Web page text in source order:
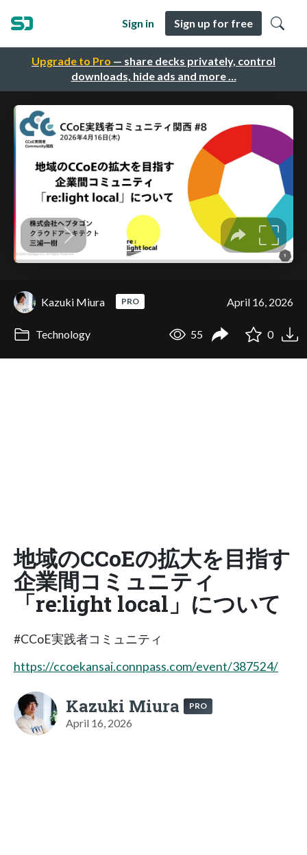
Upgrade to Pro — share decks privately, control
downloads, hide ads and more …
Sign in Sign up for free
Kazuki Miura PRO April 16, 2026
Technology 55 0
地域のCCoEの拡大を目指す
企業間コミュニティ
「re:light local」について
#CCoE実践者コミュニティ
https://ccoekansai.connpass.com/event/387524/
Kazuki Miura PRO
April 16, 2026